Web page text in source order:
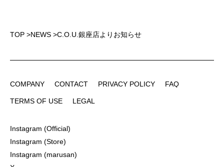
TOP >NEWS >C.O.U.銀座店よりお知らせ
COMPANY
CONTACT
PRIVACY POLICY
FAQ
TERMS OF USE
LEGAL
Instagram (Official)
Instagram (Store)
Instagram (marusan)